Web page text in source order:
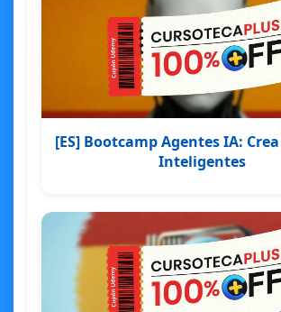
[ES] Bootcamp Agentes IA:
Inteligentes